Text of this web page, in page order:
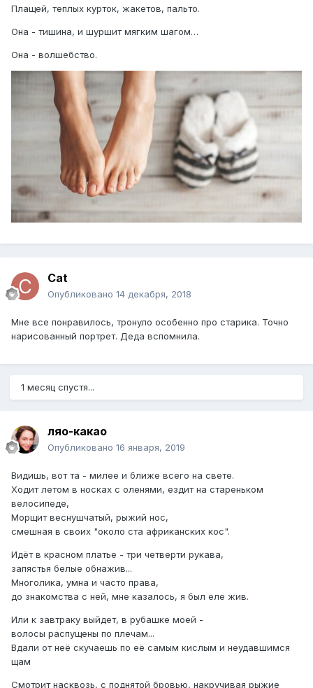
Плащей, теплых курток, жакетов, пальто.
Она - тишина, и шуршит мягким шагом…
Она - волшебство.
Cat
Опубликовано 14 декабря, 2018
Мне все понравилось, тронуло особенно про старика. Точно
нарисованный портрет. Деда вспомнила.
1 месяц спустя...
ляо-какао
Опубликовано 16 января, 2019
Видишь, вот та - милее и ближе всего на свете.
Ходит летом в носках с оленями, ездит на стареньком
велосипеде,
Морщит веснушчатый, рыжий нос,
смешная в своих "около ста африканских кос".
Идёт в красном платье - три четверти рукава,
запястья белые обнажив...
Многолика, умна и часто права,
до знакомства с ней, мне казалось, я был еле жив.
Или к завтраку выйдет, в рубашке моей -
волосы распущены по плечам...
Вдали от неё скучаешь по её самым кислым и неудавшимся
щам
Смотрит насквозь, с поднятой бровью, накручивая рыжие